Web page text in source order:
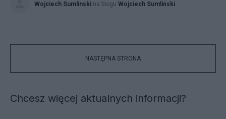
Wojciech Sumlinski na blogu Wojciech Sumliński
NASTĘPNA STRONA
Chcesz więcej aktualnych informacji?